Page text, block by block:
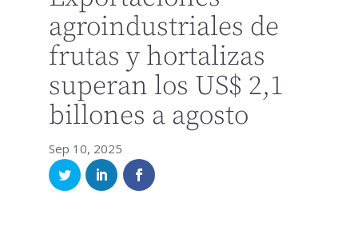
agroindustriales de
frutas y hortalizas
superan los US$ 2,1
billones a agosto
Sep 10, 2025